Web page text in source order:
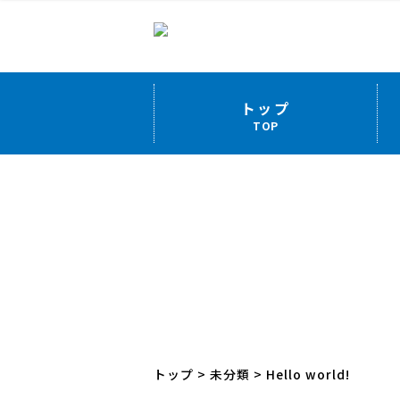
トップ
TOP
トップ > 未分類 > Hello world!